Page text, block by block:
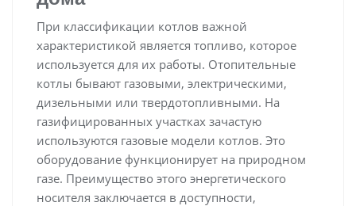
При классификации котлов важной
характеристикой является топливо, которое
используется для их работы. Отопительные
котлы бывают газовыми, электрическими,
дизельными или твердотопливными. На
газифицированных участках зачастую
используются газовые модели котлов. Это
оборудование функционирует на природном
газе. Преимущество этого энергетического
носителя заключается в доступности,